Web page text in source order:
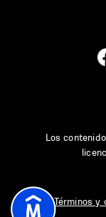
Los
Términos y